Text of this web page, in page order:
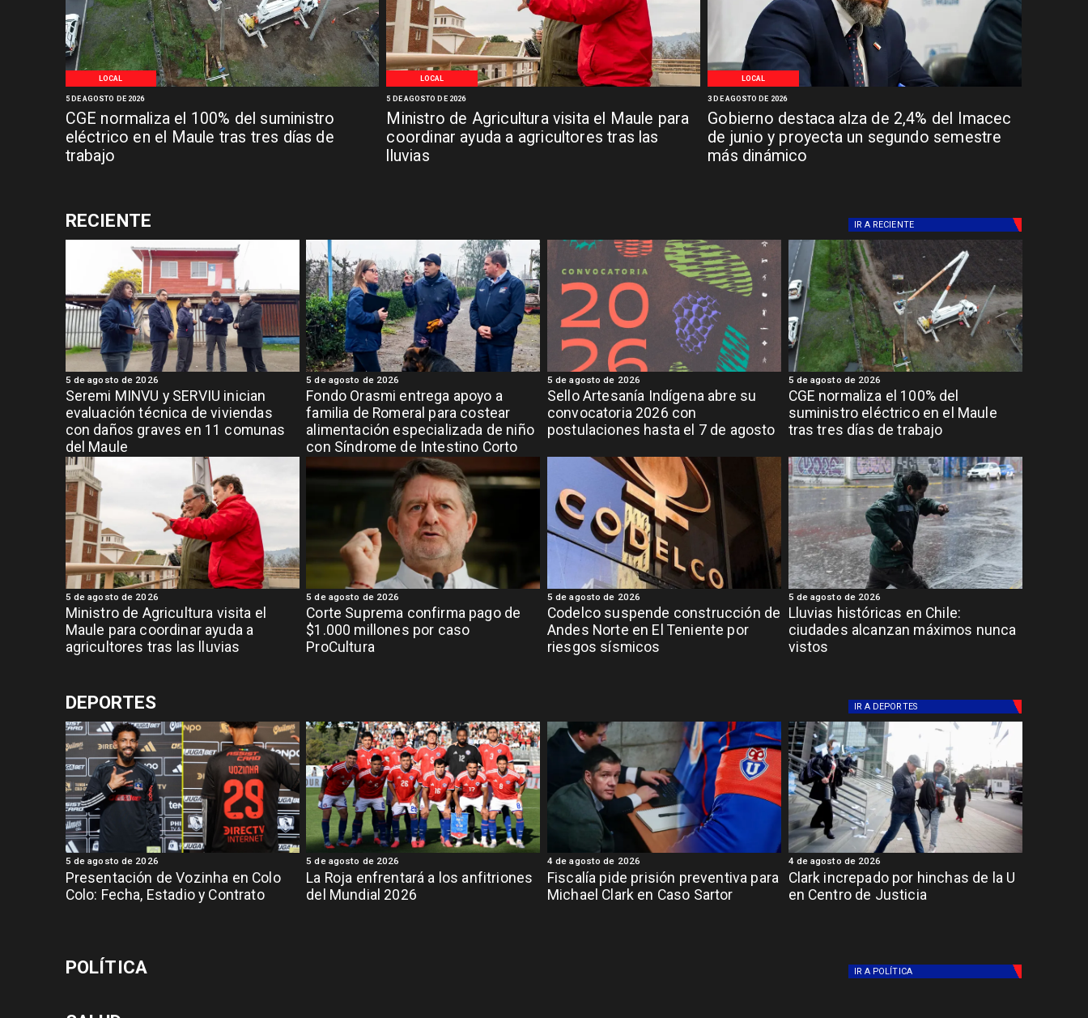
LOCAL
CGE normaliza el 100% del suministro
eléctrico en el Maule tras tres días de
trabajo
5 DE AGOSTO DE 2026
LOCAL
Ministro de Agricultura visita el Maule para
coordinar ayuda a agricultores tras las
lluvias
5 DE AGOSTO DE 2026
LOCAL
Gobierno destaca alza de 2,4% del Imacec
de junio y proyecta un segundo semestre
más dinámico
3 DE AGOSTO DE 2026
RECIENTE IR A RECIENTE
Seremi MINVU y SERVIU inician
evaluación técnica de viviendas
con daños graves en 11 comunas
del Maule
5 de agosto de 2026
Fondo Orasmi entrega apoyo a
familia de Romeral para costear
alimentación especializada de niño
con Síndrome de Intestino Corto
5 de agosto de 2026
Sello Artesanía Indígena abre su
convocatoria 2026 con
postulaciones hasta el 7 de agosto
5 de agosto de 2026
CGE normaliza el 100% del
suministro eléctrico en el Maule
tras tres días de trabajo
5 de agosto de 2026
Ministro de Agricultura visita el
Maule para coordinar ayuda a
agricultores tras las lluvias
5 de agosto de 2026
Corte Suprema confirma pago de
$1.000 millones por caso
ProCultura
5 de agosto de 2026
Codelco suspende construcción de
Andes Norte en El Teniente por
riesgos sísmicos
5 de agosto de 2026
Lluvias históricas en Chile:
ciudades alcanzan máximos nunca
vistos
5 de agosto de 2026
DEPORTES IR A DEPORTES
Presentación de Vozinha en Colo
Colo: Fecha, Estadio y Contrato
5 de agosto de 2026
La Roja enfrentará a los anfitriones
del Mundial 2026
5 de agosto de 2026
Fiscalía pide prisión preventiva para
Michael Clark en Caso Sartor
4 de agosto de 2026
Clark increpado por hinchas de la U
en Centro de Justicia
4 de agosto de 2026
POLÍTICA IR A POLÍTICA